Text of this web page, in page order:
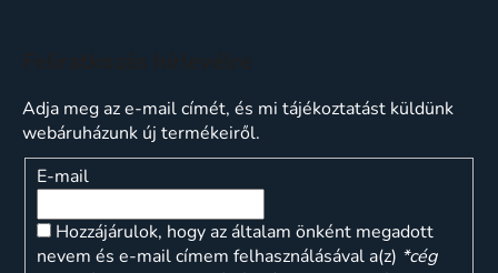
Adja meg az e-mail címét, és mi tájékoztatást küldünk
webáruházunk új termékeiről.
E-mail
Hozzájárulok, hogy az általam önként megadott
nevem és e-mail címem felhasználásával a(z) *cég